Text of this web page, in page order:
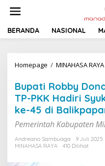
t
BERANDA NASIONAL
Homepage / MINAHASA RAYA
i
Bupati Robby
TP-PKK Hadiri
ke-45 di
Pemerintah Kabupaten
Andreano Sambuaga
9 Juli 2025
MINAHASA RAYA
410 Dilihat